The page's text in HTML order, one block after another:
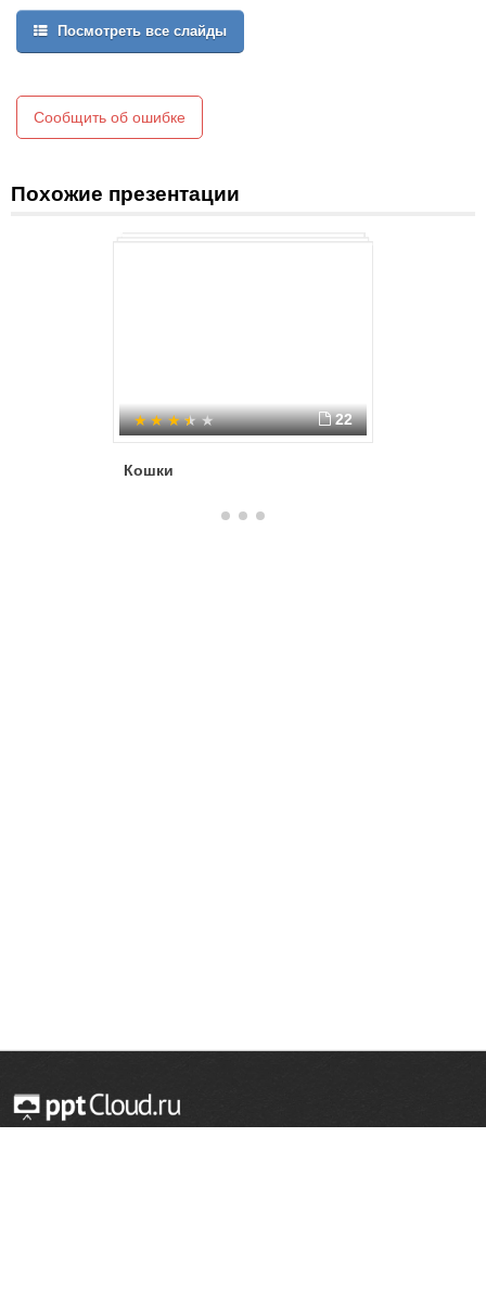
человека;
Познакомить детей с названиями домашних животных и их
детенышей; с местом их проживания; со способом ухода и
Воспитывать любовь, уважение и заботливое отношение к
домашним питомцам.
Посмотреть все слайды
Сообщить об ошибке
Похожие презентации
22
Кошки